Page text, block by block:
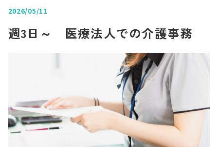
2026/05/11
週3日～ 医療法人での介護事務